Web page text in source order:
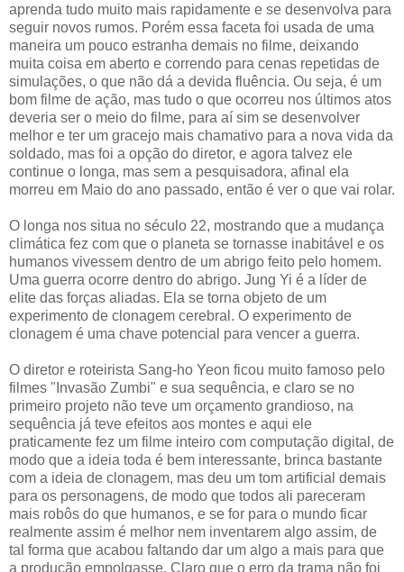
aprenda tudo muito mais rapidamente e se desenvolva para
seguir novos rumos. Porém essa faceta foi usada de uma
maneira um pouco estranha demais no filme, deixando
muita coisa em aberto e correndo para cenas repetidas de
simulações, o que não dá a devida fluência. Ou seja, é um
bom filme de ação, mas tudo o que ocorreu nos últimos atos
deveria ser o meio do filme, para aí sim se desenvolver
melhor e ter um gracejo mais chamativo para a nova vida da
soldado, mas foi a opção do diretor, e agora talvez ele
continue o longa, mas sem a pesquisadora, afinal ela
morreu em Maio do ano passado, então é ver o que vai rolar.
O longa nos situa no século 22, mostrando que a mudança
climática fez com que o planeta se tornasse inabitável e os
humanos vivessem dentro de um abrigo feito pelo homem.
Uma guerra ocorre dentro do abrigo. Jung Yi é a líder de
elite das forças aliadas. Ela se torna objeto de um
experimento de clonagem cerebral. O experimento de
clonagem é uma chave potencial para vencer a guerra.
O diretor e roteirista Sang-ho Yeon ficou muito famoso pelo
filmes "Invasão Zumbi" e sua sequência, e claro se no
primeiro projeto não teve um orçamento grandioso, na
sequência já teve efeitos aos montes e aqui ele
praticamente fez um filme inteiro com computação digital, de
modo que a ideia toda é bem interessante, brinca bastante
com a ideia de clonagem, mas deu um tom artificial demais
para os personagens, de modo que todos ali pareceram
mais robôs do que humanos, e se for para o mundo ficar
realmente assim é melhor nem inventarem algo assim, de
tal forma que acabou faltando dar um algo a mais para que
a produção empolgasse. Claro que o erro da trama não foi